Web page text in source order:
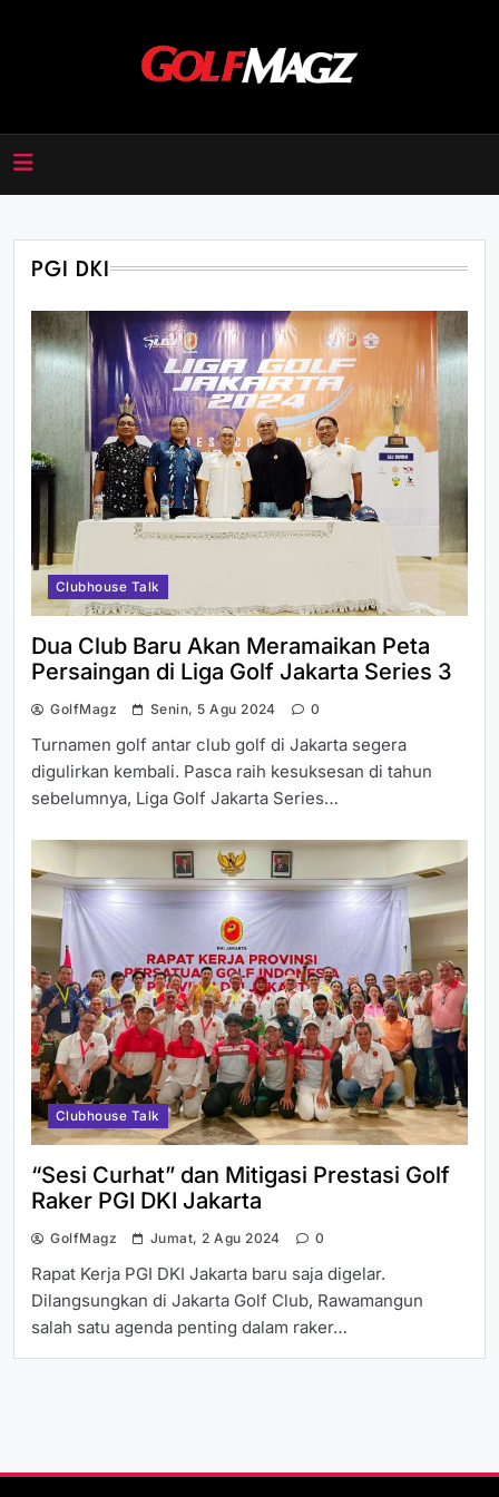
PGI DKI
Clubhouse Talk
Dua Club Baru Akan Meramaikan Peta
Persaingan di Liga Golf Jakarta Series 3
GolfMagz Senin, 5 Agu 2024 0
Turnamen golf antar club golf di Jakarta segera
digulirkan kembali. Pasca raih kesuksesan di tahun
sebelumnya, Liga Golf Jakarta Series…
Clubhouse Talk
“Sesi Curhat” dan Mitigasi Prestasi Golf
Raker PGI DKI Jakarta
GolfMagz Jumat, 2 Agu 2024 0
Rapat Kerja PGI DKI Jakarta baru saja digelar.
Dilangsungkan di Jakarta Golf Club, Rawamangun
salah satu agenda penting dalam raker…